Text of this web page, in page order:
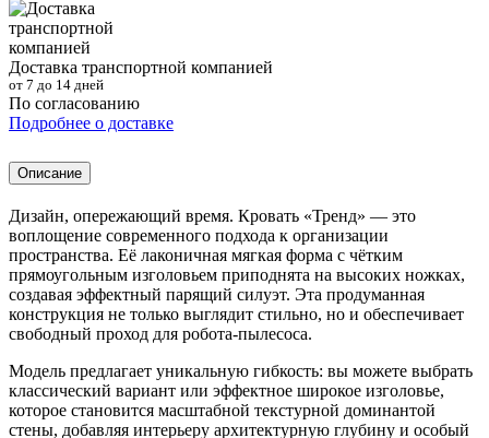
Доставка транспортной компанией
от 7 до 14 дней
По согласованию
Подробнее о доставке
Описание
Дизайн, опережающий время. Кровать «Тренд» — это
воплощение современного подхода к организации
пространства. Её лаконичная мягкая форма с чётким
прямоугольным изголовьем приподнята на высоких ножках,
создавая эффектный парящий силуэт. Эта продуманная
конструкция не только выглядит стильно, но и обеспечивает
свободный проход для робота-пылесоса.
Модель предлагает уникальную гибкость: вы можете выбрать
классический вариант или эффектное широкое изголовье,
которое становится масштабной текстурной доминантой
стены, добавляя интерьеру архитектурную глубину и особый